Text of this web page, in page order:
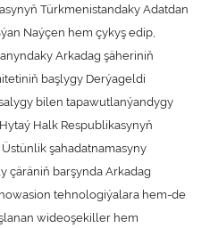
Türkmenistandaky Adatdan
Naýçen hem çykyş edip,
Arkadag şäheriniň
başlygy Derýageldi
bilen tapawutlanýandygy
Halk Respublikasynyň
şahadatnamasyny
çäräniň barşynda Arkadag
tehnologiýalara hem-de
wideoşekiller hem